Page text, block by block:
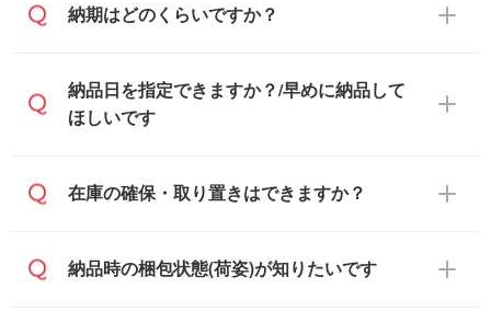
に対応可能です。
人様からご注文いただく場合でも、お支払
い元が学校や幼稚園・保育園であれば、同
す。
納品書・領収書は ご依頼をいただいた場合
でお送りします。
原本の郵送をご希望の場合は、担当スタッ
備考欄』よりお知らせください。
納期はどのくらいですか？
・印刷する場合(500個程度)
ご入金、イメージ画像の校了から約2週間
・商品のみ注文する場合(サンプル購入を含
ます。
納品日を指定できますか？/早めに納品して
ほしいです
ご希望の納期がある場合は、お問い合わ
在庫状況や印刷スケジュールを確認のう
在庫の確保・取り置きはできますか？
ご入金確認後に在庫を確保し、注文確定の
納品時の梱包状態(荷姿)が知りたいです